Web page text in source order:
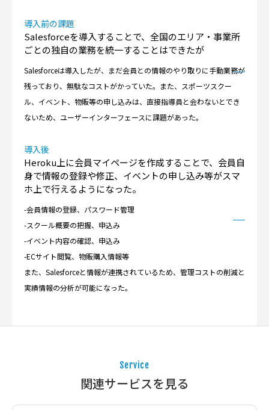
導入前の課題
Salesforceを導入することで、全国のエリア・事業所
ごとの独自の業務を統一することはできたが
Salesforceは導入したが、まだ会員との情報のやり取りに手動業務が
残っており、無駄なコストがかっていた。また、スポーツスクー
ル、イベント、物販等の申し込みは、直接指導員と会わないとでき
ないため、ユーザーインターフェースに課題があった。
導入後
Heroku上に会員マイページを作成することで、会員自
身で情報の登録や修正、イベントの申し込み等がスマ
ホ上で行えるようになった。
-会員情報の登録、パスワード管理
-スクール概要の把握、申込み
-イベント内容の確認、申込み
-ECサイト閲覧、物販購入情報等
また、Salesforceと情報が連携されているため、管理コストの削減と
実績情報の分析が可能になった。
Service
関連サービスを見る